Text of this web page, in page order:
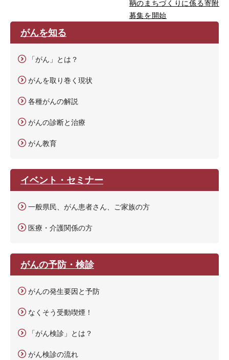
鞆のまちづくりに係る寄附
募集を開始
がんを知る
「がん」とは？
がんを取り巻く現状
各種がんの解説
がんの診断と治療
がん教育
イベント・セミナー
一般県民、がん患者さん、ご家族の方
医療・介護関係の方
がんの予防・検診
がんの発生要因と予防
なくそう受動喫煙！
「がん検診」とは？
がん検診の流れ